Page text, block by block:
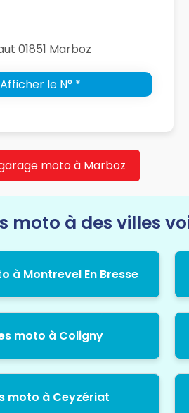
01851 Marboz
le N° *
moto à Marboz
moto à des villes
à Montrevel En Bresse
moto à Coligny
moto à Ceyzériat